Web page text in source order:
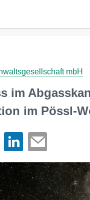
mbH
im
im Pössl-